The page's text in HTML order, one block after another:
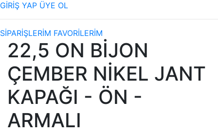
GİRİŞ YAP ÜYE OL
SİPARİŞLERİM FAVORİLERİM
22,5 ON BİJON
ÇEMBER NİKEL JANT
KAPAĞI - ÖN -
ARMALI